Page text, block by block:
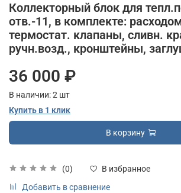
Коллекторный блок для
отв.-11, в комплекте:
термостат. клапаны, сливн.
ручн.возд., кронштейны,
(0)
В избранное
Добавить в сравнение
36 000 ₽
В наличии:2 шт
Купить в 1 клик
В корзину